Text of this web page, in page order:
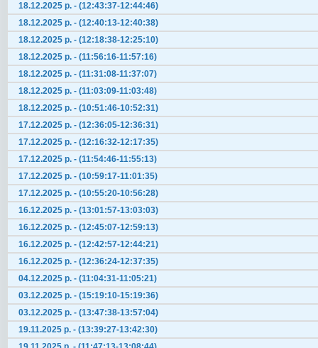
18.12.2025 р. - (12:43:37-12:44:46)
18.12.2025 р. - (12:40:13-12:40:38)
18.12.2025 р. - (12:18:38-12:25:10)
18.12.2025 р. - (11:56:16-11:57:16)
18.12.2025 р. - (11:31:08-11:37:07)
18.12.2025 р. - (11:03:09-11:03:48)
18.12.2025 р. - (10:51:46-10:52:31)
17.12.2025 р. - (12:36:05-12:36:31)
17.12.2025 р. - (12:16:32-12:17:35)
17.12.2025 р. - (11:54:46-11:55:13)
17.12.2025 р. - (10:59:17-11:01:35)
17.12.2025 р. - (10:55:20-10:56:28)
16.12.2025 р. - (13:01:57-13:03:03)
16.12.2025 р. - (12:45:07-12:59:13)
16.12.2025 р. - (12:42:57-12:44:21)
16.12.2025 р. - (12:36:24-12:37:35)
04.12.2025 р. - (11:04:31-11:05:21)
03.12.2025 р. - (15:19:10-15:19:36)
03.12.2025 р. - (13:47:38-13:57:04)
19.11.2025 р. - (13:39:27-13:42:30)